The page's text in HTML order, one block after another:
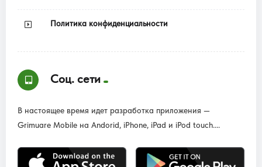
Политика конфиденциальности
Соц. сети
В настоящее время идет разработка приложения —
Grimuare Mobile на Andorid, iPhone, iPad и iPod touch....